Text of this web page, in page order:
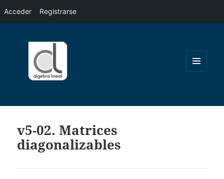
Acceder Registrarse
v5-02. Matrices
diagonalizables